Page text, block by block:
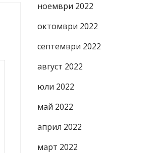
ноември 2022
октомври 2022
септември 2022
август 2022
юли 2022
май 2022
април 2022
март 2022